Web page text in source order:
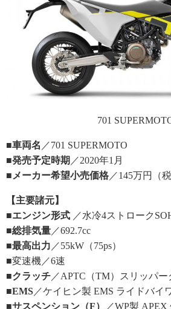
701
■車両名 ／701 SUPERMOTO
■発売予定時期 ／2020年1月
■メーカー希望小売価格 ／145万円（
【主要諸元】
■エンジン形式 ／水冷4ストローク
■総排気量 ／692.7cc
■最高出力 ／55kW（75ps）
■変速機／6速
■クラッチ ／APTC（TM）スリッパー
■EMS ／ケイヒン製 EMS ライドバイ
■サスペンション（F）
／WP製 APEX